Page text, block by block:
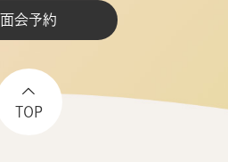
面会予約
TOP